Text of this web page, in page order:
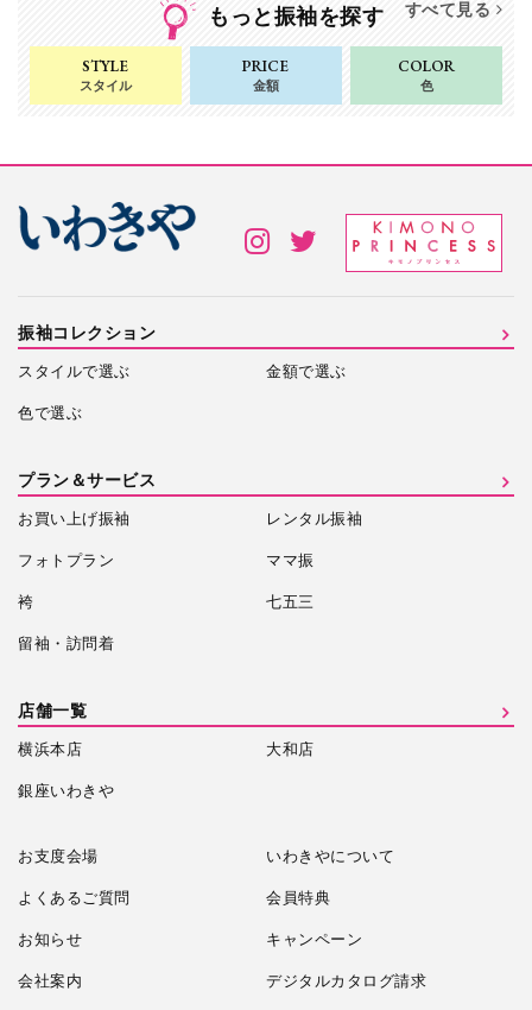
もっと振袖を探す
STYLE
スタイル
PRICE
金額
COLOR
色
すべて見る
振袖コレクション
スタイルで選ぶ 金額で選ぶ
色で選ぶ
プラン＆サービス
お買い上げ振袖 レンタル振袖
フォトプラン ママ振
袴 七五三
留袖・訪問着
店舗一覧
横浜本店 大和店
銀座いわきや
お支度会場 いわきやについて
よくあるご質問 会員特典
お知らせ キャンペーン
会社案内 デジタルカタログ請求